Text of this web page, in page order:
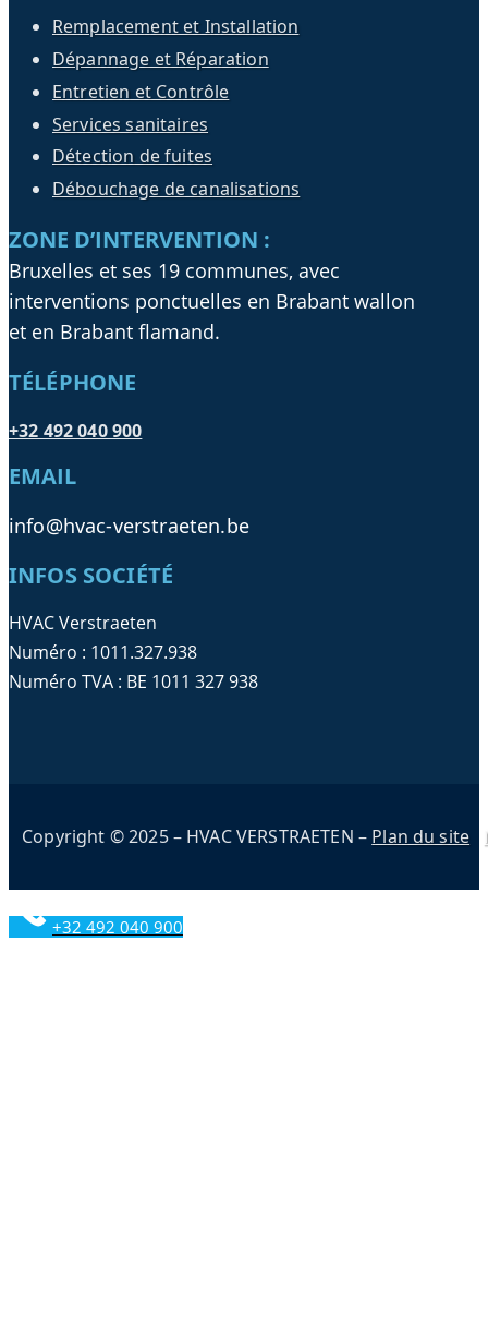
Remplacement et Installation
Dépannage et Réparation
Entretien et Contrôle
Services sanitaires
Détection de fuites
Débouchage de canalisations
ZONE D’INTERVENTION :
Bruxelles et ses 19 communes, avec
interventions ponctuelles en Brabant wallon
et en Brabant flamand.
TÉLÉPHONE
+32 492 040 900
EMAIL
info@hvac-verstraeten.be
INFOS SOCIÉTÉ
HVAC Verstraeten
Numéro : 1011.327.938
Numéro TVA : BE 1011 327 938
Copyright © 2025 – HVAC VERSTRAETEN – Plan du site
+32 492 040 900